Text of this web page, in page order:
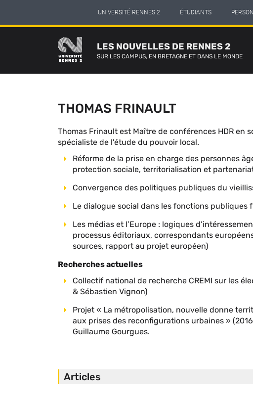
contenu
UNIVERSITÉ RENNES 2 ÉTUDIANTS
LES NOUVELLES DE RENNES 2
SUR LES CAMPUS, EN BRETAGNE ET DANS LE MONDE
THOMAS FRINAULT
Description
complète
contributeur
Thomas Frinault est Maître de conférences HDR en
spécialiste de l'étude du pouvoir local.
Réforme de la prise en charge des personnes
protection sociale, territorialisation et
Convergence des politiques publiques du
Le dialogue social dans les fonctions publiques
Les médias et l’Europe : logiques
processus éditoriaux, correspondants
sources, rapport au projet européen)
Recherches actuelles
Collectif national de recherche CREMI sur les
& Sébastien Vignon)
Projet « La métropolisation, nouvelle donne
aux prises des reconfigurations urbaines »
Guillaume Gourgues.
Articles